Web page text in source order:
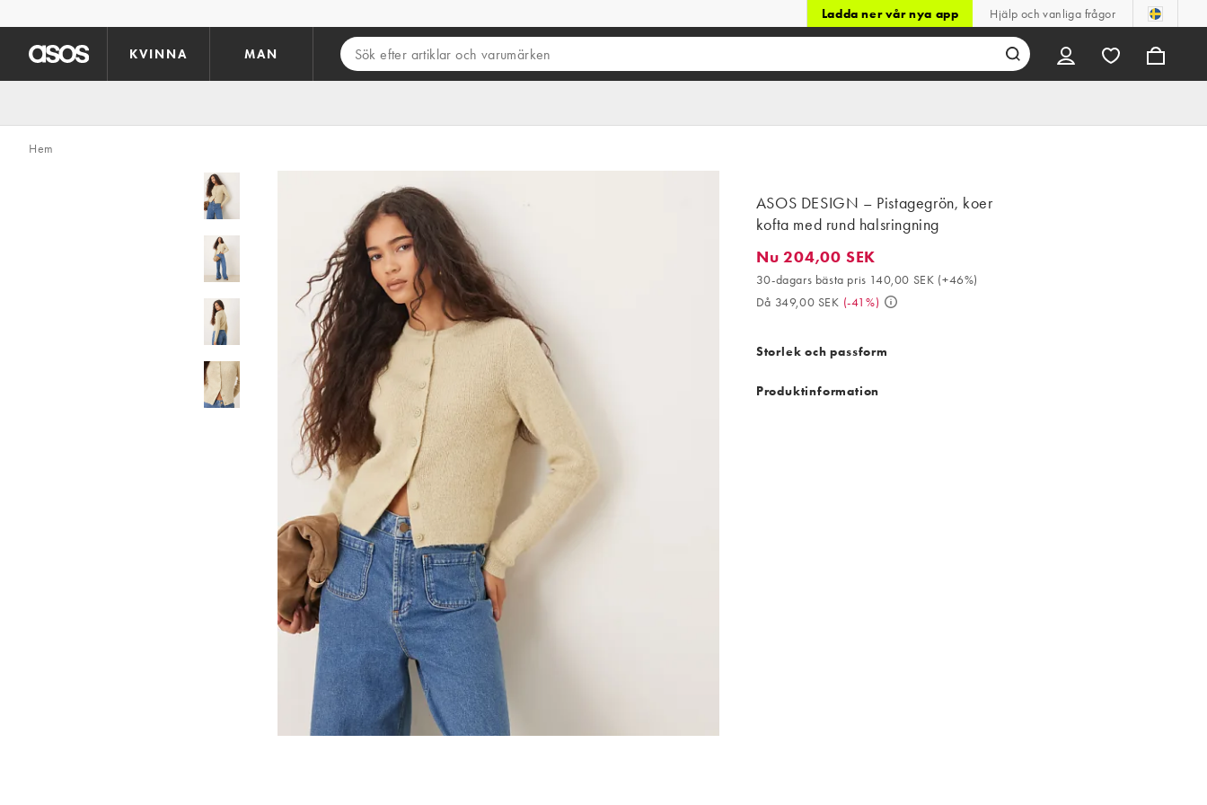
Ladda ner vår nya app Hjälp och vanliga frågor
KVINNA MAN
Hem
ASOS DESIGN – Pistagegrön, koer
kofta med rund halsringning
Nu 204,00 SEK. 30-dagars bästa pris 140,00 SEK (+46%). Då 349,00
Nu 204,00 SEK
30-dagars bästa pris 140,00 SEK (+46%)
Då 349,00 SEK (-41%)
Storlek och passform
Produktinformation